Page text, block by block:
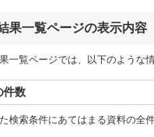
果一覧ページの表示内容
一覧ページでは、以下のような
件数
検索条件にあてはまる資料の全